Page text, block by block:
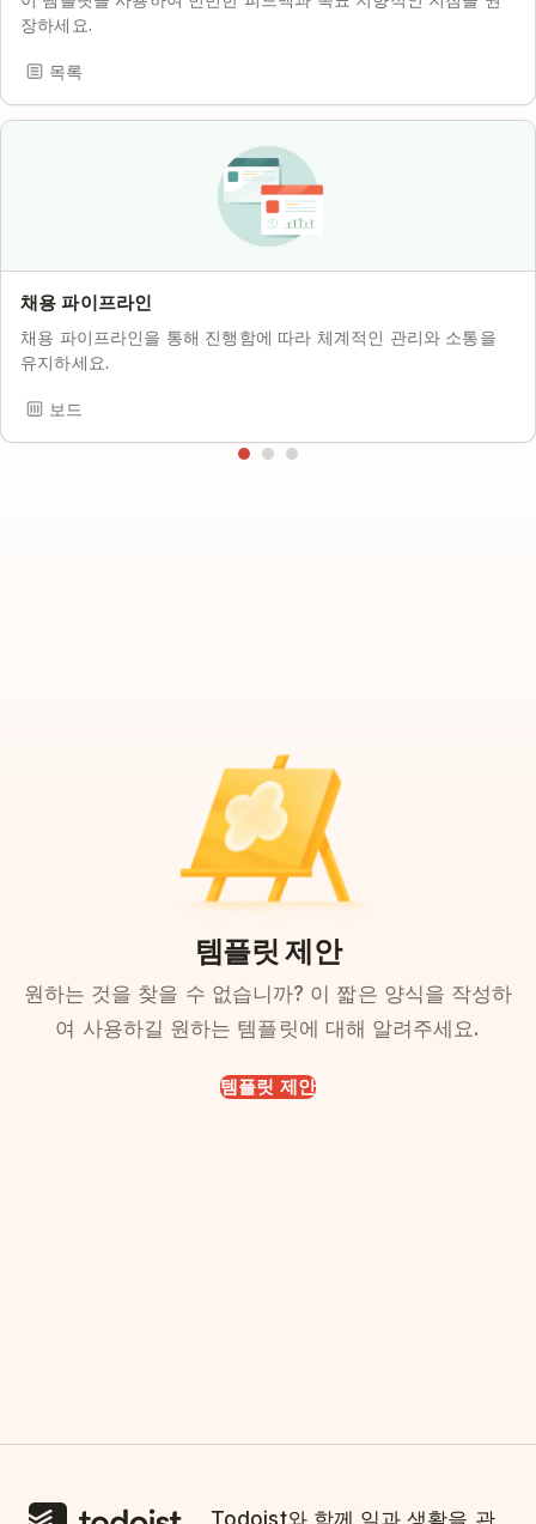
장하세요.
목록
채용 파이프라인
채용 파이프라인을 통해 진행함에 따라 체계적인 관리와 소통을
유지하세요.
보드
템플릿 제안
원하는 것을 찾을 수 없습니까? 이 짧은 양식을 작성하
여 사용하길 원하는 템플릿에 대해 알려주세요.
템플릿 제안
Todoist와 함께 일과 생활을 관